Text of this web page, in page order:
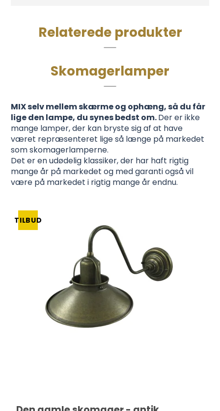
Relaterede produkter
Skomagerlamper
MIX selv mellem skærme og ophæng, så du får
lige den lampe, du synes bedst om.Der er ikke
mange lamper, der kan bryste sig af at have
været repræsenteret lige så længe på markedet
som skomagerlamperne.
Det er en udødelig klassiker, der har haft rigtig
mange år på markedet og med garanti også vil
være på markedet i rigtig mange år endnu.
TILBUD